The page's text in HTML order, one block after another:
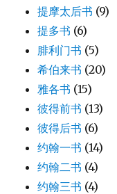
提摩太后书 (9)
提多书 (6)
腓利门书 (5)
希伯来书 (20)
雅各书 (15)
彼得前书 (13)
彼得后书 (6)
约翰一书 (14)
约翰二书 (4)
约翰三书 (4)